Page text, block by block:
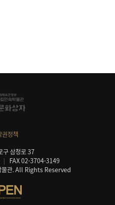
권정책
구 삼청로 37
FAX 02-3704-3149
관. All Rights Reserved